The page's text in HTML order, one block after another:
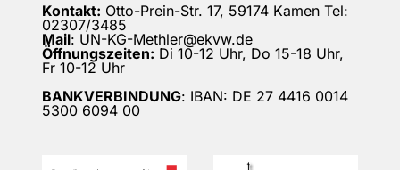
Kontakt: Otto-Prein-Str. 17, 59174 Kamen Tel:
02307/3485
Mail: UN-KG-Methler@ekvw.de
Öffnungszeiten: Di 10-12 Uhr, Do 15-18 Uhr,
Fr 10-12 Uhr
BANKVERBINDUNG: IBAN: DE 27 4416 0014
5300 6094 00